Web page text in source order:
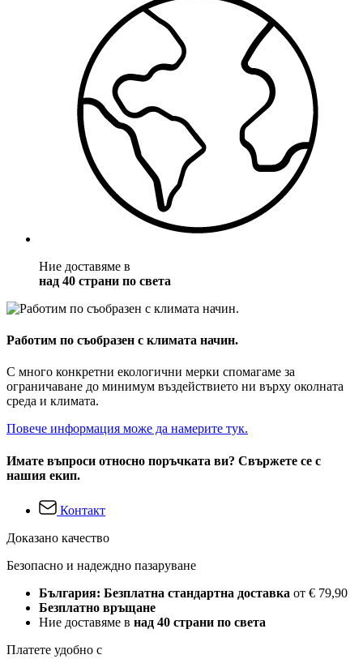
Ние доставяме в
над 40 страни по света
Работим по съобразен с климата начин.
С много конкретни екологични мерки спомагаме за
ограничаване до минимум въздействието ни върху околната
среда и климата.
Повече информация може да намерите тук.
Имате въпроси относно поръчката ви? Свържете се с
нашия екип.
Контакт
Доказано качество
Безопасно и надеждно пазаруване
България: Безплатна стандартна доставка от € 79,90
Безплатно връщане
Ние доставяме в над 40 страни по света
Платете удобно с